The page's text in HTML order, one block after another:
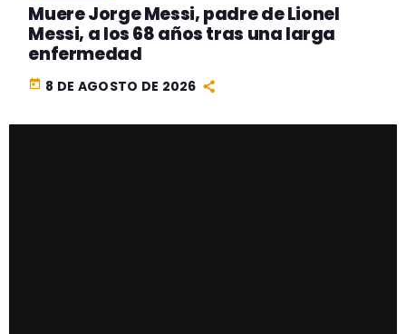
Muere Jorge Messi, padre de Lionel
Messi, a los 68 años tras una larga
enfermedad
today 8 DE AGOSTO DE 2026